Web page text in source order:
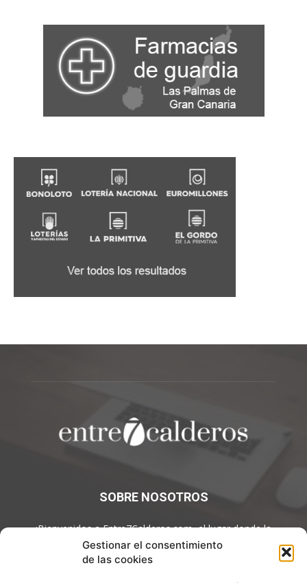
Gestionar el consentimiento
de las cookies
SOBRE NOSOTROS
¡Bienvenidos a Entre7Calderos.com, el lugar donde la
gastronomía y la cultura culinaria se encuentran! Sumérgete en
un mundo de sabores y descubre artículos apasionantes.